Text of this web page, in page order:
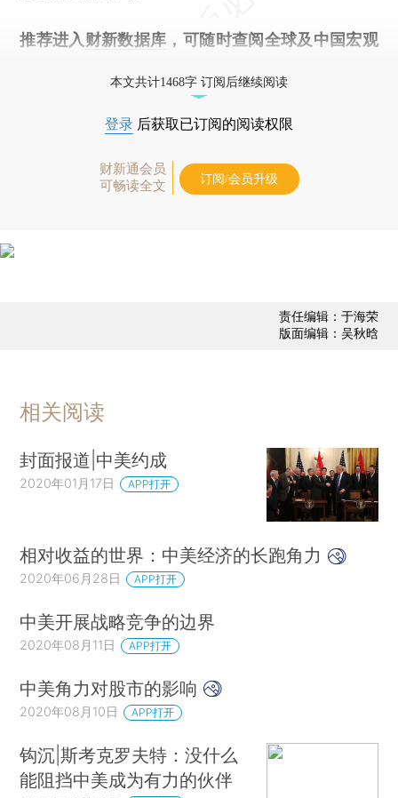
推荐进入 财新数据库 ，可随时查阅全球及中国宏观
本文共计1468字 订阅后继续阅读
登录 后获取已订阅的阅读权限
财新通会员
可畅读全文
订阅/会员升级
责任编辑：于海荣
版面编辑：吴秋晗
相关阅读
封面报道|中美约成
2020年01月17日 APP打开
相对收益的世界：中美经济的长跑角力
2020年06月28日 APP打开
中美开展战略竞争的边界
2020年08月11日 APP打开
中美角力对股市的影响
2020年08月10日 APP打开
钩沉|斯考克罗夫特：没什么
能阻挡中美成为有力的伙伴